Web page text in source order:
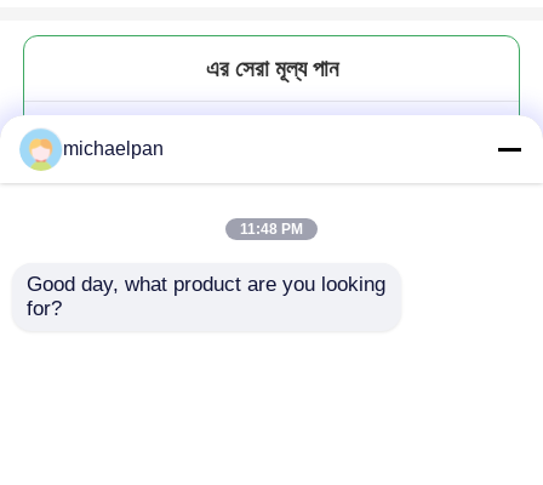
এর সেরা মূল্য পান
michaelpan
11:48 PM
Good day, what product are you looking
for?